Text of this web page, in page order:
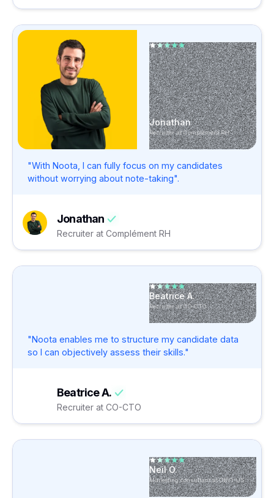
Jonathan
Recruiter at Complément RH
"With Noota, I can fully focus on my candidates
without worrying about note-taking".
Jonathan
Recruiter at Complément RH
Beatrice A.
Recruiter at CO-CTO
"Noota enables me to structure my candidate data
so I can objectively assess their skills."
Beatrice A.
Recruiter at CO-CTO
Neil O.
Marketing consultant at OBVI-US